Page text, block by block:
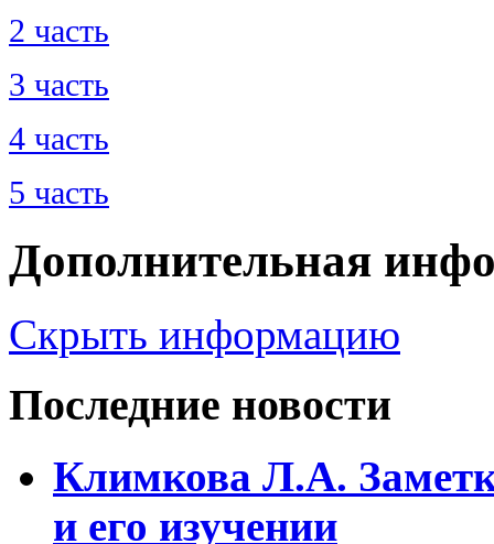
2 часть
3 часть
4 часть
5 часть
Дополнительная
Скрыть информацию
Последние новости
Климкова Л.А.
и его изучении